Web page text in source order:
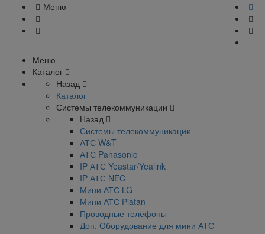
Меню
Меню
Каталог
Назад
Каталог
Системы телекоммуникации
Назад
Системы телекоммуникации
АТС W&T
АТС Panasonic
IP АТС Yeastar/Yealink
IP АТС NEC
Мини АТС LG
Мини АТС Platan
Проводные телефоны
Доп. Оборудование для мини АТС